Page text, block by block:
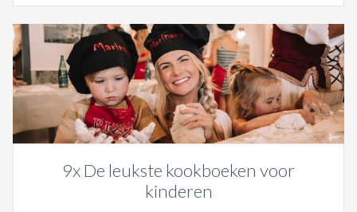
9x De leukste kookboeken voor
kinderen